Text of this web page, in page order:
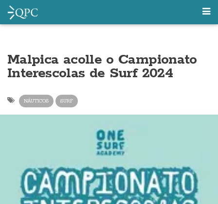
Malpica acolle o Campionato
Interescolas de Surf 2024
NÁUTICOS SURF